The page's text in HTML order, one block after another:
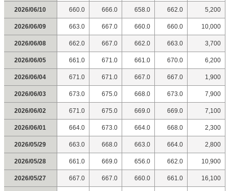
2026/06/10 660.0 666.0 658.0 662.0 5,200
2026/06/09 663.0 667.0 660.0 660.0 10,000
2026/06/08 662.0 667.0 662.0 663.0 3,700
2026/06/05 661.0 671.0 661.0 670.0 6,200
2026/06/04 671.0 671.0 667.0 667.0 1,900
2026/06/03 673.0 675.0 668.0 673.0 7,900
2026/06/02 671.0 675.0 669.0 669.0 7,100
2026/06/01 664.0 673.0 664.0 668.0 2,300
2026/05/29 663.0 668.0 663.0 664.0 2,800
2026/05/28 661.0 669.0 656.0 662.0 10,900
2026/05/27 667.0 667.0 660.0 661.0 16,100